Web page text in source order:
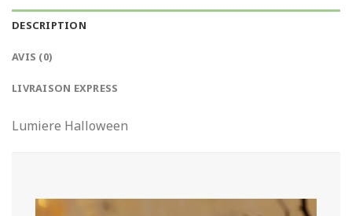
DESCRIPTION
AVIS (0)
LIVRAISON EXPRESS
Lumiere Halloween